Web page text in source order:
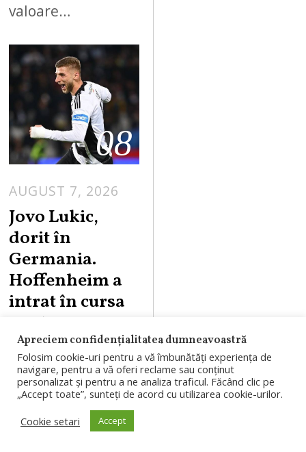
valoare…
08
AUGUST 7, 2026
Jovo Lukic,
dorit în
Germania.
Hoffenheim a
intrat în cursa
pentru
golgheterul lui
„U” Cluj
Jovo Lukic ar putea
pleca de la
Apreciem confidențialitatea dumneavoastră
Folosim cookie-uri pentru a vă îmbunătăți experiența de
navigare, pentru a vă oferi reclame sau conținut
personalizat și pentru a ne analiza traficul. Făcând clic pe
„Accept toate”, sunteți de acord cu utilizarea cookie-urilor.
Cookie setari
Accept